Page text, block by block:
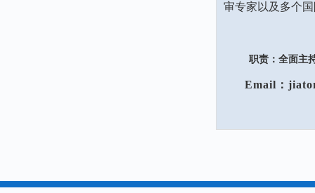
审专家以及多个
职责：全面主持
Email：